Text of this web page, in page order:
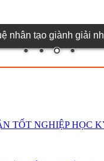
thông tin quản
TỐT NGHIỆP HỌC